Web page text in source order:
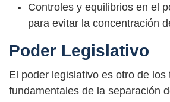
Controles y equilibrios en el
para evitar la concentración
Poder Legislativo
El poder legislativo es otro de los
fundamentales de la separación